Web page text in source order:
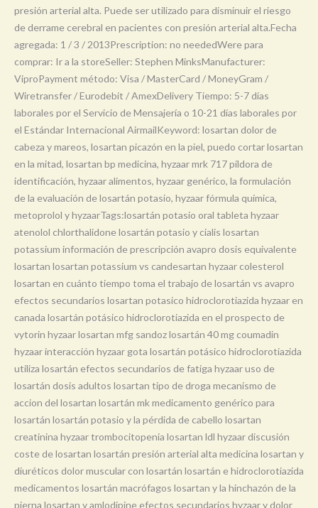
presión arterial alta. Puede ser utilizado para disminuir el riesgo
de derrame cerebral en pacientes con presión arterial alta.Fecha
agregada: 1 / 3 / 2013Prescription: no neededWere para
comprar: Ir a la storeSeller: Stephen MinksManufacturer:
ViproPayment método: Visa / MasterCard / MoneyGram /
Wiretransfer / Eurodebit / AmexDelivery Tiempo: 5-7 días
laborales por el Servicio de Mensajería o 10-21 días laborales por
el Estándar Internacional AirmailKeyword: losartan dolor de
cabeza y mareos, losartan picazón en la piel, puedo cortar losartan
en la mitad, losartan bp medicina, hyzaar mrk 717 píldora de
identificación, hyzaar alimentos, hyzaar genérico, la formulación
de la evaluación de losartán potasio, hyzaar fórmula química,
metoprolol y hyzaarTags:losartán potasio oral tableta hyzaar
atenolol chlorthalidone losartán potasio y cialis losartan
potassium información de prescripción avapro dosis equivalente
losartan losartan potassium vs candesartan hyzaar colesterol
losartan en cuánto tiempo toma el trabajo de losartán vs avapro
efectos secundarios losartan potasico hidroclorotiazida hyzaar en
canada losartán potásico hidroclorotiazida en el prospecto de
vytorin hyzaar losartan mfg sandoz losartán 40 mg coumadin
hyzaar interacción hyzaar gota losartán potásico hidroclorotiazida
utiliza losartán efectos secundarios de fatiga hyzaar uso de
losartán dosis adultos losartan tipo de droga mecanismo de
accion del losartan losartán mk medicamento genérico para
losartán losartán potasio y la pérdida de cabello losartan
creatinina hyzaar trombocitopenia losartan ldl hyzaar discusión
coste de losartan losartán presión arterial alta medicina losartan y
diuréticos dolor muscular con losartán losartán e hidroclorotiazida
medicamentos losartán macrófagos losartan y la hinchazón de la
pierna losartan y amlodipine efectos secundarios hyzaar y dolor